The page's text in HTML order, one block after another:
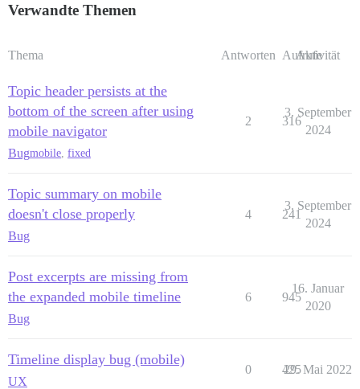
Verwandte Themen
Thema Antworten Aufrufe
Aktivität
Topic header persists at the
bottom of the screen after using
mobile navigator
Bugmobile, fixed
2 316
3. September
2024
Topic summary on mobile
doesn't close properly
Bug
4 241
3. September
2024
Post excerpts are missing from
the expanded mobile timeline
Bug
6 945
16. Januar
2020
Timeline display bug (mobile)
UX
0 425
29. Mai 2022